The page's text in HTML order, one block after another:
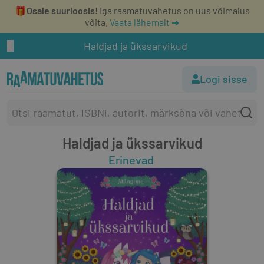
🎁Osale suurloosis! Iga raamatuvahetus on uus võimalus
võita. Vaata lähemalt ➔
Haldjad ja ükssarvikud
Logi sisse
Haldjad ja ükssarvikud
Erinevad